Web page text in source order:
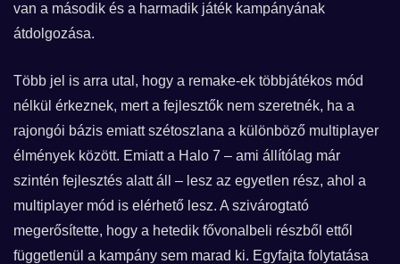
van a második és a harmadik játék kampányának
átdolgozása.
Több jel is arra utal, hogy a remake-ek többjátékos mód
nélkül érkeznek, mert a fejlesztők nem szeretnék, ha a
rajongói bázis emiatt szétoszlana a különböző multiplayer
élmények között. Emiatt a Halo 7 – ami állítólag már
szintén fejlesztés alatt áll – lesz az egyetlen rész, ahol a
multiplayer mód is elérhető lesz. A szivárogtató
megerősítette, hogy a hetedik fővonalbeli részből ettől
függetlenül a kampány sem marad ki. Egyfajta folytatása